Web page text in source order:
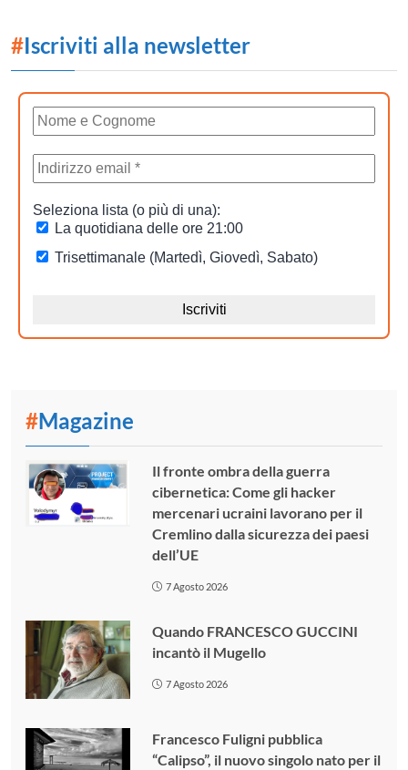
#Iscriviti alla newsletter
#Magazine
Il fronte ombra della guerra
cibernetica: Come gli hacker
mercenari ucraini lavorano per il
Cremlino dalla sicurezza dei paesi
dell’UE
7 Agosto 2026
Quando FRANCESCO GUCCINI
incantò il Mugello
7 Agosto 2026
Francesco Fuligni pubblica
“Calipso”, il nuovo singolo nato per il